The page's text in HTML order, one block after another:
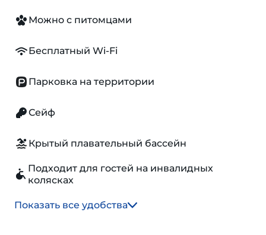
Можно с питомцами
Бесплатный Wi-Fi
Парковка на территории
Сейф
Крытый плавательный бассейн
Подходит для гостей на инвалидных
колясках
Показать все удобства